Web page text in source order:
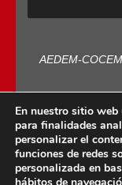
AEDEM-
Copyright ©
En nuestro sitio
para finalidades
personalizar el
funciones de redes
personalizada en